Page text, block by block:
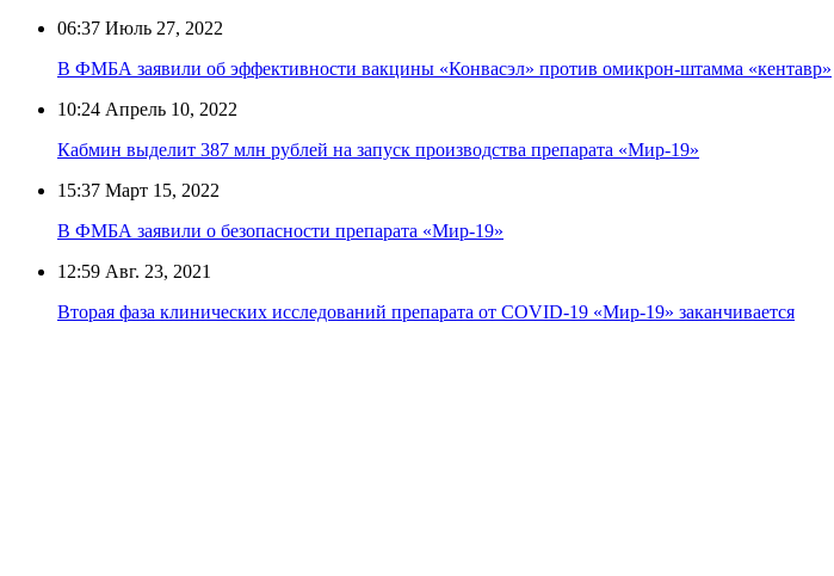
06:37 Июль 27, 2022
В ФМБА заявили об эффективности вакцины «Конвасэл» против омикрон-штамма «кентавр»
10:24 Апрель 10, 2022
Кабмин выделит 387 млн рублей на запуск производства препарата «Мир-19»
15:37 Март 15, 2022
В ФМБА заявили о безопасности препарата «Мир-19»
12:59 Авг. 23, 2021
Вторая фаза клинических исследований препарата от COVID-19 «Мир-19» заканчивается